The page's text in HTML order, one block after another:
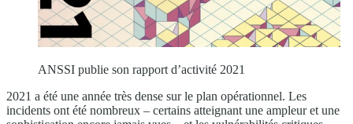
ANSSI publie son rapport d’activité 2021
2021 a été une année très dense sur le plan opérationnel. Les
incidents ont été nombreux – certains atteignant une ampleur et une